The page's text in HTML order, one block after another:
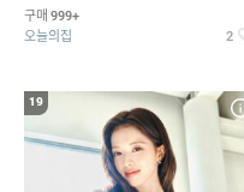
구매 999+
오늘의집 2
19